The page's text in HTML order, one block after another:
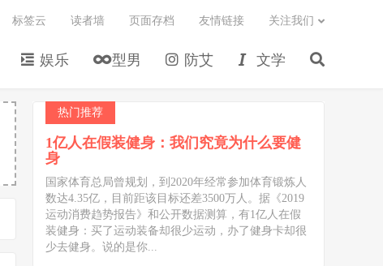
娱乐 型男 防艾 文学
标签云 读者墙 页面存档 友情链接 关注我们
热门推荐
1亿人在假装健身：我们究竟为什么要健
身
国家体育总局曾规划，到2020年经常参加体育锻炼人
数达4.35亿，目前距该目标还差3500万人。据《2019
运动消费趋势报告》和公开数据测算，有1亿人在假
装健身：买了运动装备却很少运动，办了健身卡却很
少去健身。说的是你...